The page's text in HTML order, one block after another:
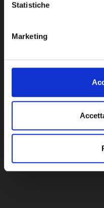
Statistiche
Marketing
UNITA`INTERNA